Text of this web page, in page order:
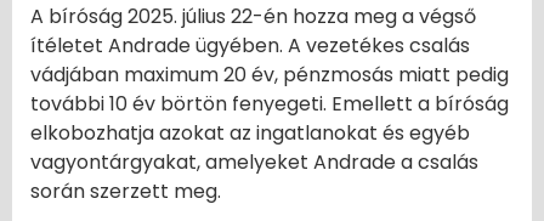
A bíróság 2025. július 22-én hozza meg a végső
ítéletet Andrade ügyében. A vezetékes csalás
vádjában maximum 20 év, pénzmosás miatt pedig
további 10 év börtön fenyegeti. Emellett a bíróság
elkobozhatja azokat az ingatlanokat és egyéb
vagyontárgyakat, amelyeket Andrade a csalás
során szerzett meg.